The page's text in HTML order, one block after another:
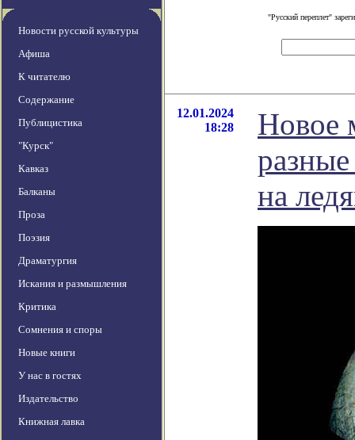
Новости русской культуры
Афиша
К читателю
Содержание
Публицистика
"Курск"
Кавказ
Балканы
Проза
Поэзия
Драматургия
Искания и размышления
Критика
Сомнения и споры
Новые книги
У нас в гостях
Издательство
Книжная лавка
"Русский переплет"
12.01.2024
18:28
Новое
на